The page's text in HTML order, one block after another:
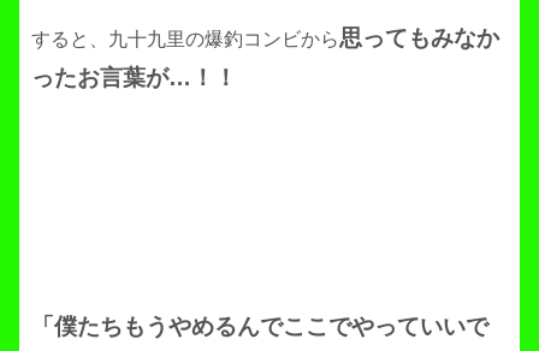
すると、九十九里の爆釣コンビから思ってもみなか
ったお言葉が…！！
「僕たちもうやめるんでここでやっていいで